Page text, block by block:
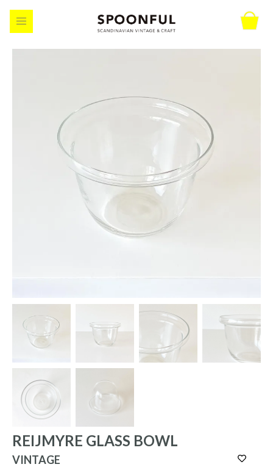
REIJMYRE GLASS BOWL
VINTAGE